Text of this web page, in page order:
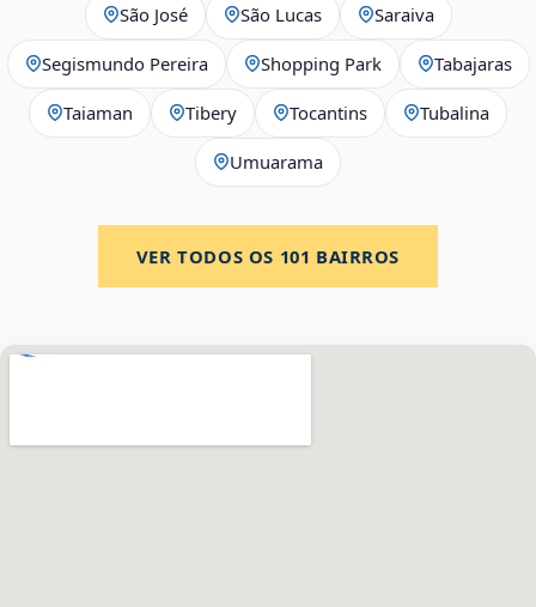
São José São Lucas Saraiva
Segismundo Pereira Shopping Park Tabajaras
Taiaman Tibery Tocantins Tubalina
Umuarama
VER TODOS OS 101 BAIRROS